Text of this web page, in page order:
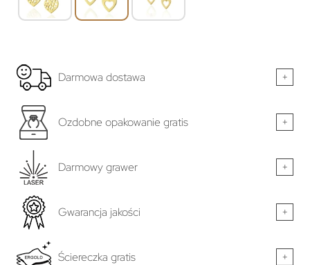
Darmowa dostawa +
Ozdobne opakowanie gratis +
Darmowy grawer +
Gwarancja jakości +
Ściereczka gratis +